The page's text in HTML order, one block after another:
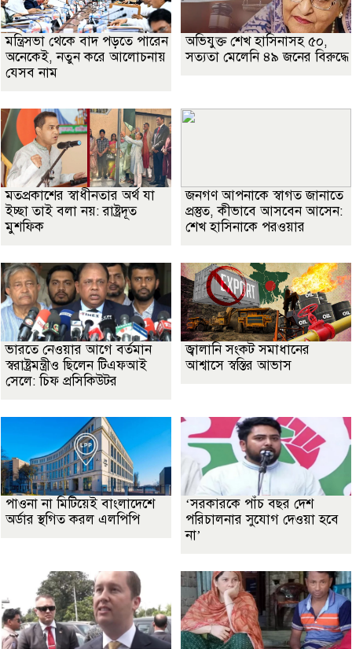
মন্ত্রিসভা থেকে বাদ পড়তে পারেন
অনেকেই, নতুন করে আলোচনায়
যেসব নাম
অভিযুক্ত শেখ হাসিনাসহ ৫০,
সত্যতা মেলেনি ৪৯ জনের বিরুদ্ধে
মতপ্রকাশের স্বাধীনতার অর্থ যা
ইচ্ছা তাই বলা নয়: রাষ্ট্রদূত
মুশফিক
জনগণ আপনাকে স্বাগত জানাতে
প্রস্তুত, কীভাবে আসবেন আসেন:
শেখ হাসিনাকে পরওয়ার
ভারতে নেওয়ার আগে বর্তমান
স্বরাষ্ট্রমন্ত্রীও ছিলেন টিএফআই
সেলে: চিফ প্রসিকিউটর
জ্বালানি সংকট সমাধানের
আশ্বাসে স্বস্তির আভাস
পাওনা না মিটিয়েই বাংলাদেশে
অর্ডার স্থগিত করল এলপিপি
‘সরকারকে পাঁচ বছর দেশ
পরিচালনার সুযোগ দেওয়া হবে
না’